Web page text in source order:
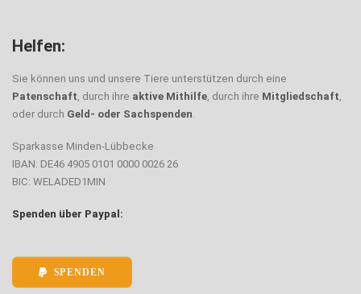
Helfen:
Sie können uns und unsere Tiere unterstützen durch eine
Patenschaft, durch ihre aktive Mithilfe, durch ihre Mitgliedschaft,
oder durch Geld- oder Sachspenden.
Sparkasse Minden-Lübbecke
IBAN: DE46 4905 0101 0000 0026 26
BIC: WELADED1MIN
Spenden über Paypal:
SPENDEN